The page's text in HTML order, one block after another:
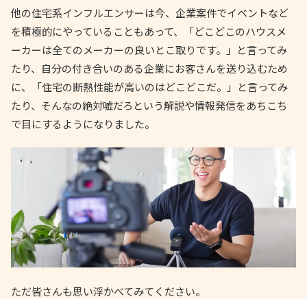
他の住宅系インフルエンサーは今、企業案件でイベントなど
を積極的にやっていることもあって、「どこどこのハウスメ
ーカーは全てのメーカーの良いとこ取りです。」と言ってみ
たり、自分の付き合いのある企業にお客さんを送り込むため
に、「住宅の断熱性能が高いのはどこどこだ。」と言ってみ
たり、そんなの絶対嘘だろという解説や情報発信をあちこち
で目にするようになりました。
ただ皆さんも思い浮かべてみてください。